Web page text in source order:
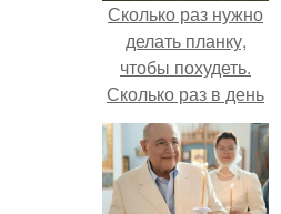
Сколько раз нужно
делать планку,
чтобы похудеть.
Сколько раз в день
делать планку —,
чтобы был
результат для
похудения